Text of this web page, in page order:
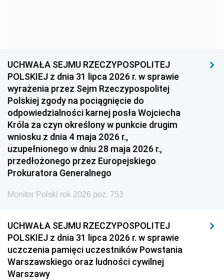
1954 1953 1952
1951 1950 1949
1948 1947
1939 1938 1937
1936 1930
UCHWAŁA SEJMU RZECZYPOSPOLITEJ
POLSKIEJ z dnia 31 lipca 2026 r. w sprawie
wyrażenia przez Sejm Rzeczypospolitej
Polskiej zgody na pociągnięcie do
odpowiedzialności karnej posła Wojciecha
Króla za czyn określony w punkcie drugim
wniosku z dnia 4 maja 2026 r.,
uzupełnionego w dniu 28 maja 2026 r.,
przedłożonego przez Europejskiego
Prokuratora Generalnego
Monitor Polski rok 2026 poz. 753
UCHWAŁA SEJMU RZECZYPOSPOLITEJ
POLSKIEJ z dnia 31 lipca 2026 r. w sprawie
uczczenia pamięci uczestników Powstania
Warszawskiego oraz ludności cywilnej
Warszawy